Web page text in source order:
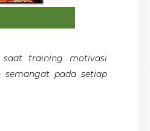
saat training motivasi
semangat pada setiap